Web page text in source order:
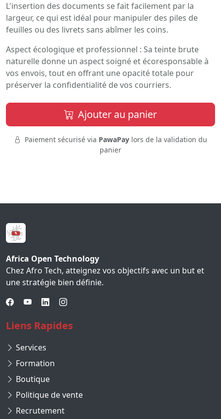
L'insertion des documents se fait facilement par la
largeur, ce qui est idéal pour manipuler des piles de
feuilles ou des livrets sans abîmer les coins.
Aspect écologique et professionnel : Sa teinte brute
naturelle donne un aspect soigné et écoresponsable à
vos envois, tout en offrant une opacité totale pour
préserver la confidentialité de vos courriers.
Ajouter au panier
Paiement sécurisé via PawaPay lors de la validation du
panier
Africa Open Technology
Chez Afro Tech, atteignez vos objectifs avec un but et
une stratégie bien définie.
Liens Rapides
Services
Formation
Boutique
Politique de vente
Recrutement